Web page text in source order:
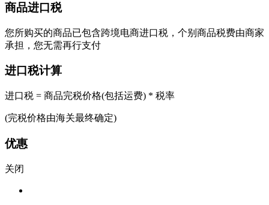
商品进口税
您所购买的商品已包含跨境电商进口税，个别商品税费由商家
承担，您无需再行支付
进口税计算
进口税 = 商品完税价格(包括运费) * 税率
(完税价格由海关最终确定)
优惠
关闭